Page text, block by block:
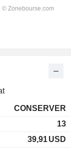
CONSERVER
13
39,91USD